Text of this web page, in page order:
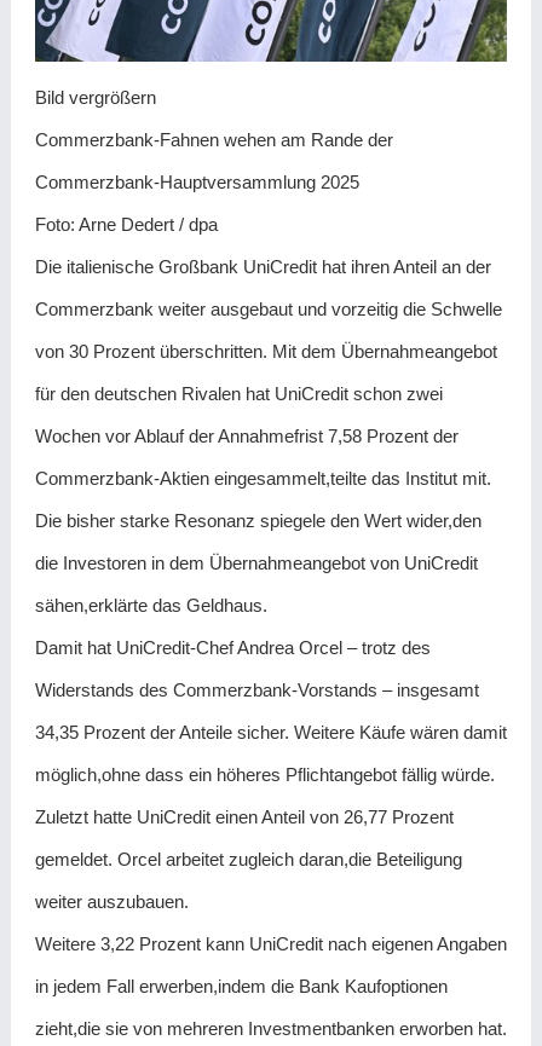
Bild vergrößern
Commerzbank-Fahnen wehen am Rande der
Commerzbank-Hauptversammlung 2025
Foto: Arne Dedert / dpa
Die italienische Großbank UniCredit hat ihren Anteil an der
Commerzbank weiter ausgebaut und vorzeitig die Schwelle
von 30 Prozent überschritten. Mit dem Übernahmeangebot
für den deutschen Rivalen hat UniCredit schon zwei
Wochen vor Ablauf der Annahmefrist 7,58 Prozent der
Commerzbank-Aktien eingesammelt,teilte das Institut mit.
Die bisher starke Resonanz spiegele den Wert wider,den
die Investoren in dem Übernahmeangebot von UniCredit
sähen,erklärte das Geldhaus.
Damit hat UniCredit-Chef Andrea Orcel – trotz des
Widerstands des Commerzbank-Vorstands – insgesamt
34,35 Prozent der Anteile sicher. Weitere Käufe wären damit
möglich,ohne dass ein höheres Pflichtangebot fällig würde.
Zuletzt hatte UniCredit einen Anteil von 26,77 Prozent
gemeldet. Orcel arbeitet zugleich daran,die Beteiligung
weiter auszubauen.
Weitere 3,22 Prozent kann UniCredit nach eigenen Angaben
in jedem Fall erwerben,indem die Bank Kaufoptionen
zieht,die sie von mehreren Investmentbanken erworben hat.